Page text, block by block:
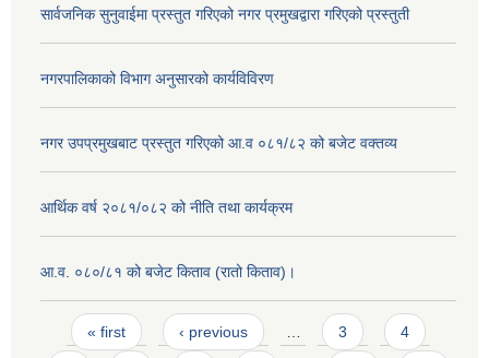
सार्वजनिक सुनुवाईमा प्रस्तुत गरिएको नगर प्रमुखद्वारा गरिएको प्रस्तुती
नगरपालिकाको विभाग अनुसारको कार्यविविरण
नगर उपप्रमुखबाट प्रस्तुत गरिएको आ.व ०८१/८२ को बजेट वक्तव्य
आर्थिक वर्ष २०८१/०८२ को नीति तथा कार्यक्रम
आ.व. ०८०/८१ को बजेट किताव (रातो किताव)।
Pages
« first ‹ previous 3 4